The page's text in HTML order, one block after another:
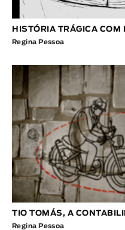
HISTÓRIA TRÁGICA COM
Regina Pessoa
TIO TOMÁS, A
Regina Pessoa